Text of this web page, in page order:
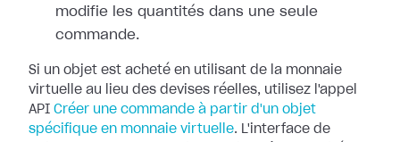
modifie les quantités dans une seule
commande.
Si un objet est acheté en utilisant de la monnaie
virtuelle au lieu des devises réelles, utilisez l'appel
API Créer une commande à partir d'un objet
spécifique en monnaie virtuelle. L'interface de